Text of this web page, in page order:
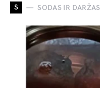
S SODAS IR DARŽAS